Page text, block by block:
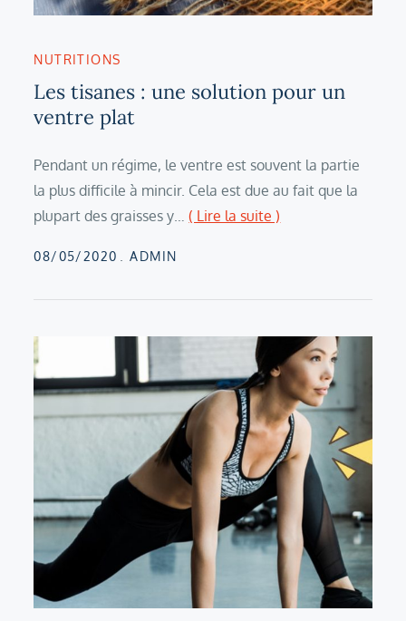
NUTRITIONS
Les tisanes : une solution pour un
ventre plat
Pendant un régime, le ventre est souvent la partie
la plus difficile à mincir. Cela est due au fait que la
plupart des graisses y…( Lire la suite )
Posted
08/05/2020 ADMIN